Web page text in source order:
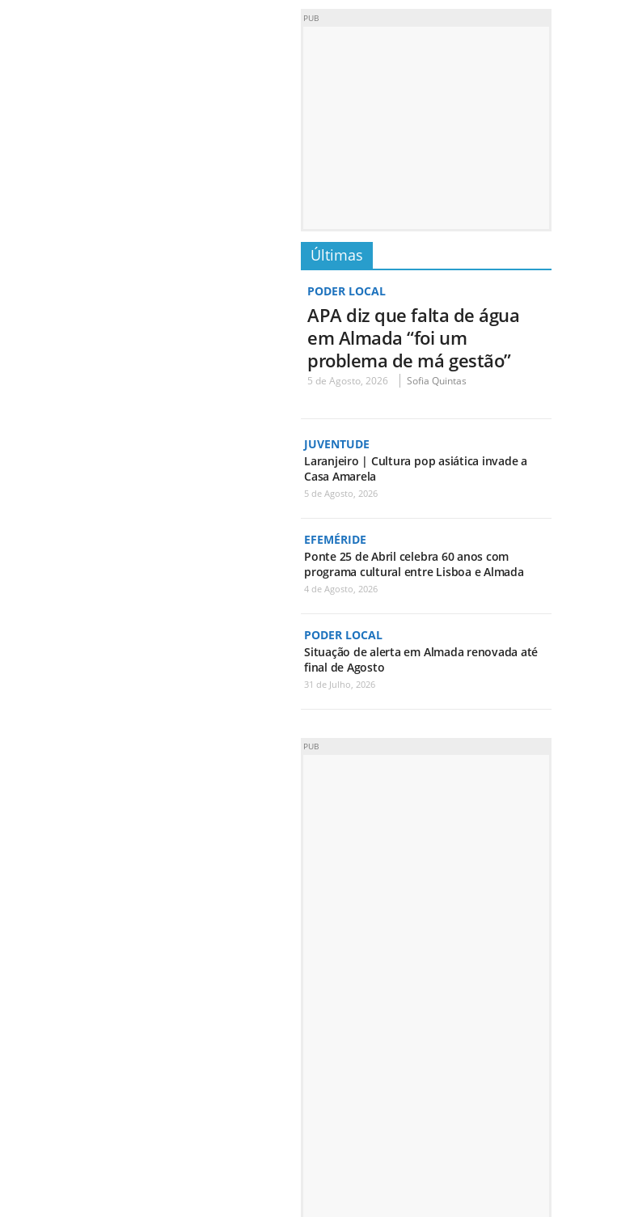
PUB
Últimas
PODER LOCAL
APA diz que falta de água
em Almada “foi um
problema de má gestão”
5 de Agosto, 2026 Sofia Quintas
JUVENTUDE
Laranjeiro | Cultura pop asiática invade a
Casa Amarela
5 de Agosto, 2026
EFEMÉRIDE
Ponte 25 de Abril celebra 60 anos com
programa cultural entre Lisboa e Almada
4 de Agosto, 2026
PODER LOCAL
Situação de alerta em Almada renovada até
final de Agosto
31 de Julho, 2026
PUB